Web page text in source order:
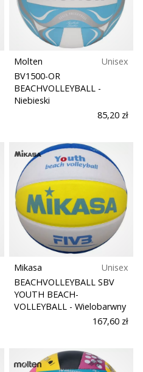
Molten
Unisex
BV1500-OR
BEACHVOLLEYBALL -
Niebieski
85,20 zł
Mikasa
Unisex
BEACHVOLLEYBALL SBV
YOUTH BEACH-
VOLLEYBALL - Wielobarwny
167,60 zł